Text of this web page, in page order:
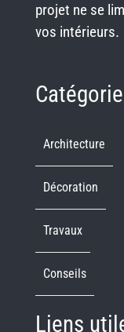
projet ne se
vos intérieurs.
Architecture
Décoration
Travaux
Conseils
Liens